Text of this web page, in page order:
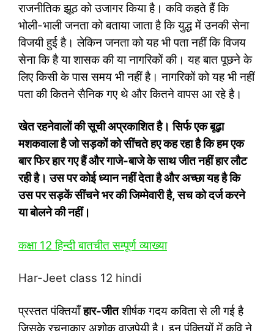
राजनीतिक झूठ को उजागर किया है। कवि कहते हैं कि
भोली-भाली जनता को बताया जाता है कि युद्ध में उनकी सेना
विजयी हुई है। लेकिन जनता को यह भी पता नहीं कि विजय
सेना कि है या शासक की या नागरिकों की। यह बात पूछने के
लिए किसी के पास समय भी नहीं है। नागरिकों को यह भी नहीं
पता की कितने सैनिक गए थे और कितने वापस आ रहे है।
खेत रहनेवालों की सूची अप्रकाशित है। सिर्फ एक बूढ़ा
मशकवाला है जो सड़कों को सींचते हए कह रहा है कि हम एक
बार फिर हार गए हैं और गाजे-बाजे के साथ जीत नहीं हार लौट
रही है। उस पर कोई ध्यान नहीं देता है और अच्छा यह है कि
उस पर सड़कें सींचने भर की जिम्मेवारी है, सच को दर्ज करने
या बोलने की नहीं।
कक्षा 12 हिन्‍दी बातचीत सम्‍पूर्ण व्‍याख्‍या
Har-Jeet class 12 hindi
प्रस्तत पंक्तियाँहार-जीतशीर्षक गदय कविता से ली गई है
जिसके रचनाकार अशोक वाजपेयी है। इन पंक्तियों में कवि ने